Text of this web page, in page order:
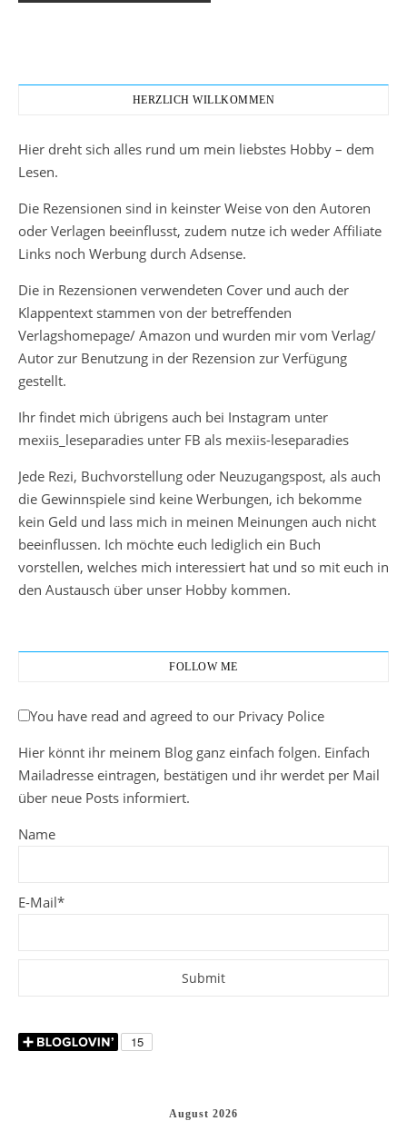
HERZLICH WILLKOMMEN
Hier dreht sich alles rund um mein liebstes Hobby – dem
Lesen.
Die Rezensionen sind in keinster Weise von den Autoren
oder Verlagen beeinflusst, zudem nutze ich weder Affiliate
Links noch Werbung durch Adsense.
Die in Rezensionen verwendeten Cover und auch der
Klappentext stammen von der betreffenden
Verlagshomepage/ Amazon und wurden mir vom Verlag/
Autor zur Benutzung in der Rezension zur Verfügung
gestellt.
Ihr findet mich übrigens auch bei Instagram unter
mexiis_leseparadies unter FB als mexiis-leseparadies
Jede Rezi, Buchvorstellung oder Neuzugangspost, als auch
die Gewinnspiele sind keine Werbungen, ich bekomme
kein Geld und lass mich in meinen Meinungen auch nicht
beeinflussen. Ich möchte euch lediglich ein Buch
vorstellen, welches mich interessiert hat und so mit euch in
den Austausch über unser Hobby kommen.
FOLLOW ME
You have read and agreed to our Privacy Police
Hier könnt ihr meinem Blog ganz einfach folgen. Einfach
Mailadresse eintragen, bestätigen und ihr werdet per Mail
über neue Posts informiert.
Name
E-Mail*
August 2026